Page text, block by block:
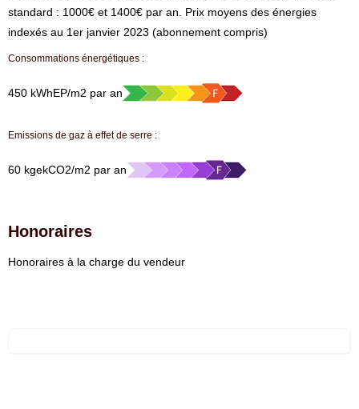
standard : 1000€ et 1400€ par an. Prix moyens des énergies
indexés au 1er janvier 2023 (abonnement compris)
Consommations énergétiques :
450 kWhEP/m2 par an
Emissions de gaz à effet de serre :
60 kgekCO2/m2 par an
Honoraires
Honoraires à la charge du vendeur